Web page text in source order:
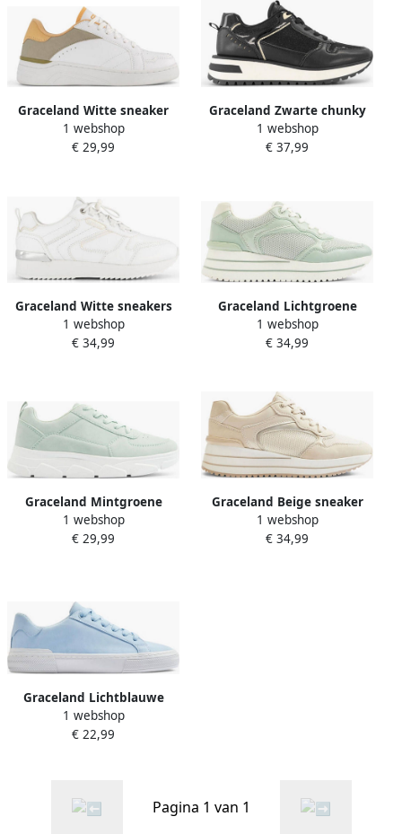
Graceland Witte sneaker
1 webshop
€ 29,99
Graceland Zwarte chunky
sneaker
1 webshop
€ 37,99
Graceland Witte sneakers
1 webshop
€ 34,99
Graceland Lichtgroene
sneaker platform
1 webshop
€ 34,99
Graceland Mintgroene
chunky sneaker
1 webshop
€ 29,99
Graceland Beige sneaker
platform
1 webshop
€ 34,99
Graceland Lichtblauwe
sneaker
1 webshop
€ 22,99
Pagina 1 van 1